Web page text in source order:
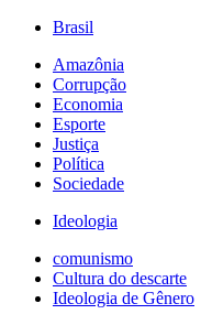
Brasil
Amazônia
Corrupção
Economia
Esporte
Justiça
Política
Sociedade
Ideologia
comunismo
Cultura do descarte
Ideologia de Gênero